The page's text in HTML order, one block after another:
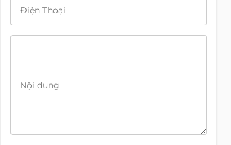
Điện Thoại
Nội dung